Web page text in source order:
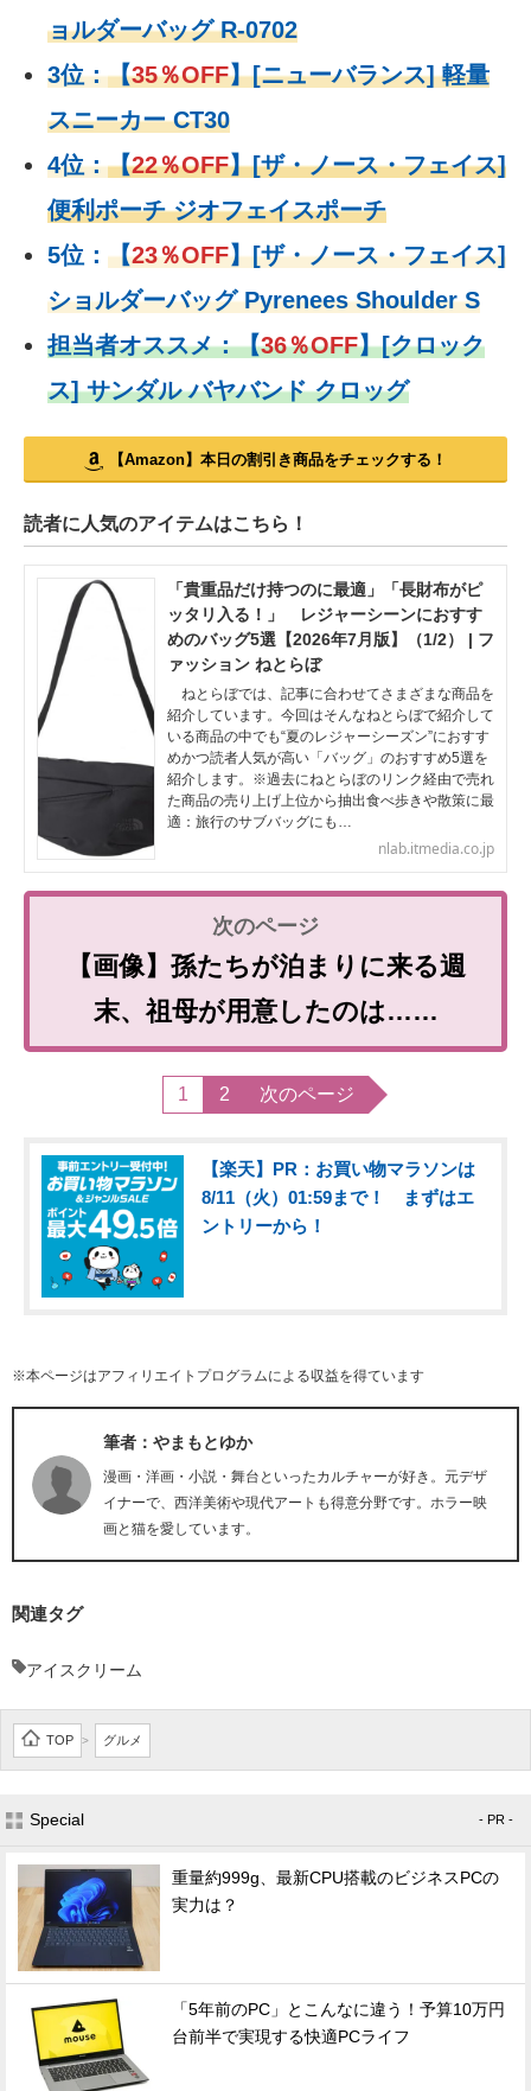
ョルダーバッグ R-0702
3位：【35％OFF】[ニューバランス] 軽量
スニーカー CT30
4位：【22％OFF】[ザ・ノース・フェイス]
便利ポーチ ジオフェイスポーチ
5位： 【23％OFF】[ザ・ノース・フェイス]
ショルダーバッグ Pyrenees Shoulder S
担当者オススメ：【36％OFF】[クロック
ス] サンダル バヤバンド クロッグ
【Amazon】本日の割引き商品をチェックする！
読者に人気のアイテムはこちら！
「貴重品だけ持つのに最適」「長財布がピ
ッタリ入る！」 レジャーシーンにおすす
めのバッグ5選【2026年7月版】（1/2） | フ
ァッション ねとらぼ
ねとらぼでは、記事に合わせてさまざまな商品を
紹介しています。今回はそんなねとらぼで紹介して
いる商品の中でも“夏のレジャーシーズン”におすす
めかつ読者人気が高い「バッグ」のおすすめ5選を
紹介します。※過去にねとらぼのリンク経由で売れ
た商品の売り上げ上位から抽出食べ歩きや散策に最
適：旅行のサブバッグにも…
nlab.itmedia.co.jp
【画像】孫たちが泊まりに来る週
末、祖母が用意したのは……
1 2 次のページ
【楽天】PR：お買い物マラソンは
8/11（火）01:59まで！ まずはエ
ントリーから！
※本ページはアフィリエイトプログラムによる収益を得ています
筆者：やまもとゆか
漫画・洋画・小説・舞台といったカルチャーが好き。元デザ
イナーで、西洋美術や現代アートも得意分野です。ホラー映
画と猫を愛しています。
関連タグ
アイスクリーム
TOP > グルメ
Special - PR -
重量約999g、最新CPU搭載のビジネスPCの
実力は？
「5年前のPC」とこんなに違う！予算10万円
台前半で実現する快適PCライフ